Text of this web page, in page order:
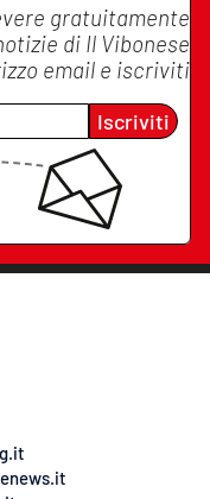
gratuitamente
di Il Vibonese
email e iscriviti
Iscriviti